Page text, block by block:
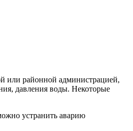
или районной администрацией,
давления воды. Некоторые
устранить аварию